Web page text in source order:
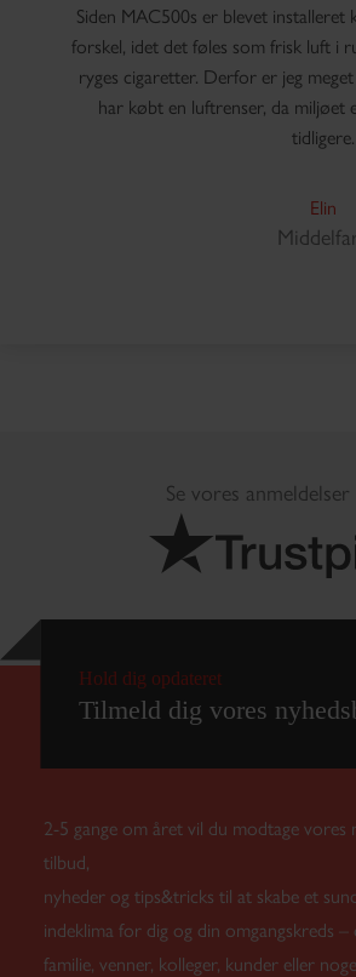
​Siden MAC500s er blevet
forskel, idet det føles som frisk luft i
ryges cigaretter. Derfor er jeg
har købt en luftrenser, da miljøet
tidligere.
Elin
Se vores anmeldelser
2-5 gange om året vil du modtage vores
tilbud,
nyheder og tips&tricks til at skabe et
indeklima for dig og din omgangskreds –
familie, venner, kolleger, kunder eller